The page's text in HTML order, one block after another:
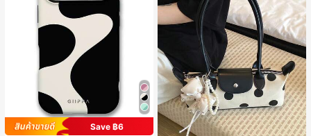
Save ฿6